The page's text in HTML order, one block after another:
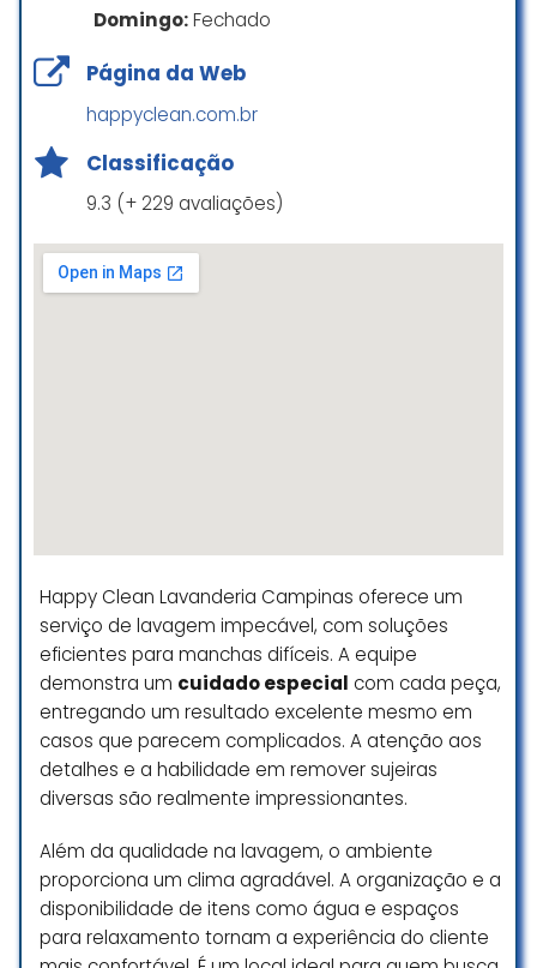
bem lavadas, cheirosas e
LAVANDERIA BANHODECHEIRO
eficiente e atenciosa. Preço justo
Domingo:Fechado
Página da Web
happyclean.com.br
Classificação
9.3 (+ 229 avaliações)
Happy Clean Lavanderia Campinas oferece um
serviço de lavagem impecável, com soluções
eficientes para manchas difíceis. A equipe
demonstra um cuidado especial com cada peça,
entregando um resultado excelente mesmo em
casos que parecem complicados. A atenção aos
detalhes e a habilidade em remover sujeiras
diversas são realmente impressionantes.
Além da qualidade na lavagem, o ambiente
proporciona um clima agradável. A organização e a
disponibilidade de itens como água e espaços
para relaxamento tornam a experiência do cliente